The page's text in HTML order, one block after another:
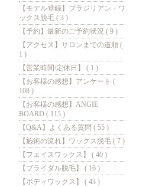
【モデル登録】ブラジリアン・ワ
ックス脱毛 ( 3 )
【予約】最新のご予約状況 ( 9 )
【アクセス】サロンまでの道順 (
1 )
【営業時間/定休日】 ( 1 )
【お客様の感想】アンケート (
108 )
【お客様の感想】ANGIE
BOARD ( 115 )
【Q&A】よくある質問 ( 55 )
【施術の流れ】ワックス脱毛 ( 7 )
【フェイスワックス】 ( 40 )
【ブライダル脱毛】 ( 16 )
【ボディワックス】 ( 43 )